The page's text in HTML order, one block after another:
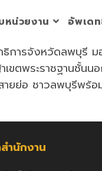
หน่วยงาน อัพเดท
ารจังหวัดลพบุรี
ตพระราชฐานชั้นน
ยย่อ ชาวลพบุรีพร้
ำนักงาน